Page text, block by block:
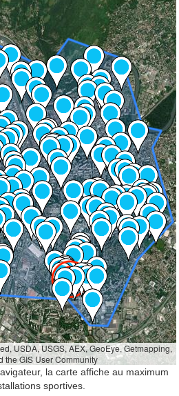
USDA, USGS, AEX, GeoEye, Getmapping,
the GIS User Community
la carte affiche au maximum
sportives.